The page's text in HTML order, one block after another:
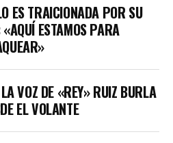
ES TRAICIONADA POR SU
«AQUÍ ESTAMOS PARA
VOZ DE «REY» RUIZ BURLA
EL VOLANTE